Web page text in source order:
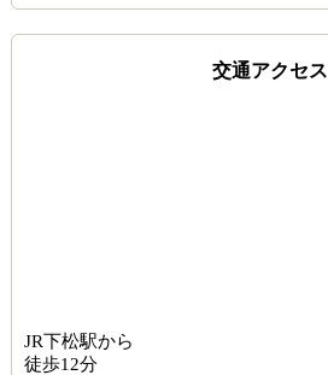
交通アクセス
JR下松駅から
徒歩12分